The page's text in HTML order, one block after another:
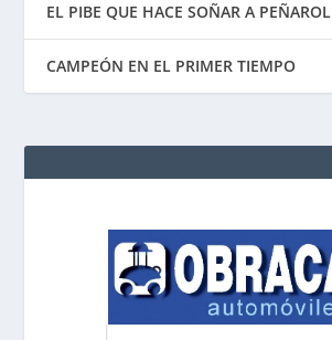
EL PIBE QUE HACE SOÑAR A PEÑAROL
CAMPEÓN EN EL PRIMER TIEMPO